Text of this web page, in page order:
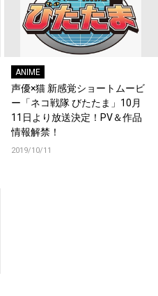
ANIME
声優×猫 新感覚ショートムービ
ー「ネコ戦隊 びたたま」10月
11日より放送決定！PV＆作品
情報解禁！
2019/10/11